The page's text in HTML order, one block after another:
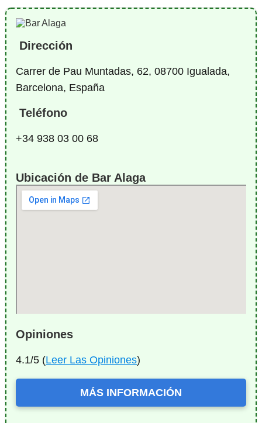
Dirección
Carrer de Pau Muntadas, 62, 08700 Igualada,
Barcelona, España
Teléfono
+34 938 03 00 68
Ubicación de Bar Alaga
Opiniones
4.1/5 (Leer Las Opiniones)
MÁS INFORMACIÓN